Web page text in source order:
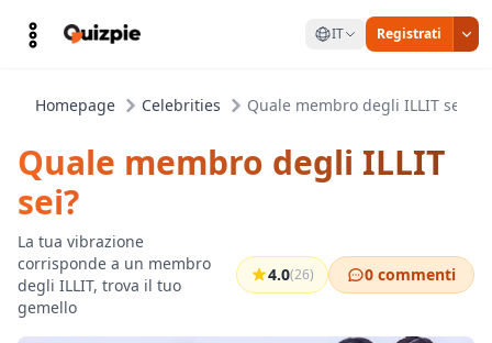
IT Registrati
Homepage Celebrities Quale membro degli ILLIT sei?
Quale membro degli ILLIT
sei?
La tua vibrazione
corrisponde a un membro
degli ILLIT, trova il tuo
gemello
4.0(26) 0 commenti